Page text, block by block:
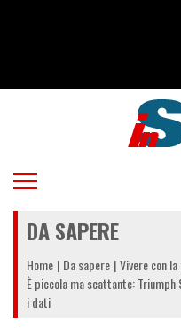
DA SAPERE
Home Da sapere Vivere con
È piccola ma scattante:
i dati